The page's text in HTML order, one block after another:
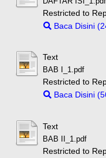
Restricted to
Baca Disini
Text
BAB I_1.pdf
Restricted to
Baca Disini
Text
BAB II_1.pdf
Restricted to